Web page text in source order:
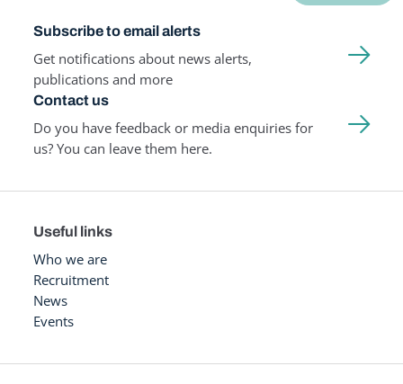
Subscribe to email alerts
Get notifications about news alerts,
publications and more
Contact us
Do you have feedback or media enquiries for
us? You can leave them here.
Useful links
Who we are
Recruitment
News
Events